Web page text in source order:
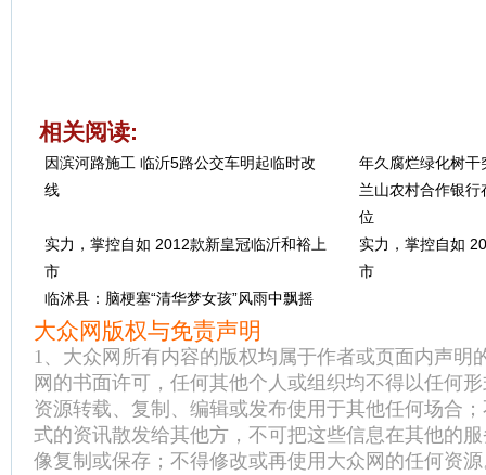
相关阅读:
因滨河路施工 临沂5路公交车明起临时改
线
年久腐烂绿化树
兰山农村合作银
位
实力，掌控自如 2012款新皇冠临沂和裕上
市
实力，掌控自如
市
临沭县：脑梗塞“清华梦女孩”风雨中飘摇
大众网版权与免责声明
1、大众网所有内容的版权均属于作者或页面内声明
网的书面许可，任何其他个人或组织均不得以任何
资源转载、复制、编辑或发布使用于其他任何场合
式的资讯散发给其他方，不可把这些信息在其他的
像复制或保存；不得修改或再使用大众网的任何资